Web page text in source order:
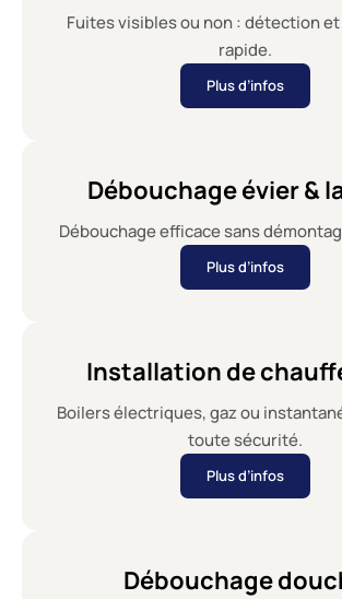
Fuites visibles ou non : détection
rapide.
Plus d’infos
Débouchage évier &
Débouchage efficace sans
Plus d’infos
Installation de
Boilers électriques, gaz ou
toute sécurité.
Plus d’infos
Débouchage